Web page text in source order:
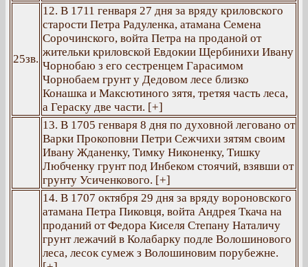
25зв.
12. В 1711 генваря 27 дня за вряду криловского
старости Петра Радуленка, атамана Семена
Сорочинского, войта Петра на проданой от
жительки криловской Евдокии Щербинихи Ивану
Чорнобаю з его сестренцем Гарасимом
Чорнобаем грунт у Дедовом лесе близко
Конашка и Максютиного зятя, третяя часть леса,
а Гераску две части. [+]
13. В 1705 генваря 8 дня по духовной леговано от
Варки Прокоповни Петри Сежчихи зятям своим
Ивану Жданенку, Тимку Никоненку, Тишку
Любченку грунт под Инбеком стоячий, взявши от
грунту Усиченкового. [+]
14. В 1707 октября 29 дня за вряду вороновского
атамана Петра Пиковця, войта Андрея Ткача на
проданий от Федора Киселя Степану Наталичу
грунт лежачий в Колабарку подле Волошинового
леса, лесок сумеж з Волошиновим порубежне.